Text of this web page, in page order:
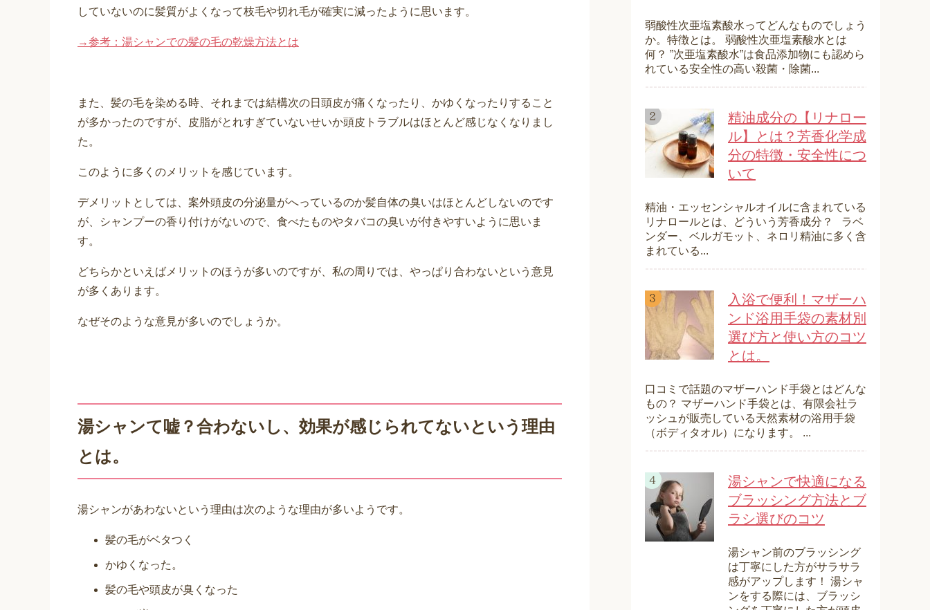
していないのに髪質がよくなって枝毛や切れ毛が確実に減ったように思います。
→参考：湯シャンでの髪の毛の乾燥方法とは
また、髪の毛を染める時、それまでは結構次の日頭皮が痛くなったり、かゆくなったりすること
が多かったのですが、皮脂がとれすぎていないせいか頭皮トラブルはほとんど感じなくなりまし
た。
このように多くのメリットを感じています。
デメリットとしては、案外頭皮の分泌量がへっているのか髪自体の臭いはほとんどしないのです
が、シャンプーの香り付けがないので、食べたものやタバコの臭いが付きやすいように思いま
す。
どちらかといえばメリットのほうが多いのですが、私の周りでは、やっぱり合わないという意見
が多くあります。
なぜそのような意見が多いのでしょうか。
湯シャンて嘘？合わないし、効果が感じられてないという理由
とは。
湯シャンがあわないという理由は次のような理由が多いようです。
髪の毛がベタつく
かゆくなった。
髪の毛や頭皮が臭くなった
弱酸性次亜塩素酸水ってどんなものでしょう
か。特徴とは。 弱酸性次亜塩素酸水とは
何？ ”次亜塩素酸水”は食品添加物にも認めら
れている安全性の高い殺菌・除菌...
精油成分の【リナロー
ル】とは？芳香化学成
分の特徴・安全性につ
いて
精油・エッセンシャルオイルに含まれている
リナロールとは、どういう芳香成分？ ラベ
ンダー、ベルガモット、ネロリ精油に多く含
まれている...
入浴で便利！マザーハ
ンド浴用手袋の素材別
選び方と使い方のコツ
とは。
口コミで話題のマザーハンド手袋とはどんな
もの？ マザーハンド手袋とは、有限会社ラ
ッシュが販売している天然素材の浴用手袋
（ボディタオル）になります。 ...
湯シャンで快適になる
ブラッシング方法とブ
ラシ選びのコツ
湯シャン前のブラッシング
は丁寧にした方がサラサラ
感がアップします！ 湯シャ
ンをする際には、ブラッシ